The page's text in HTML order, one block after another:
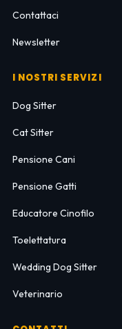
Contattaci
Newsletter
I NOSTRI SERVIZI
Dog Sitter
Cat Sitter
Pensione Cani
Pensione Gatti
Educatore Cinofilo
Toelettatura
Wedding Dog Sitter
Veterinario